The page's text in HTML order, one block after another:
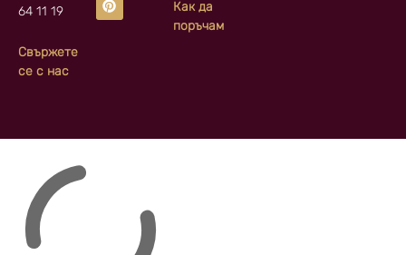
64 11 19
Свържете
се с нас
Как да
поръчам